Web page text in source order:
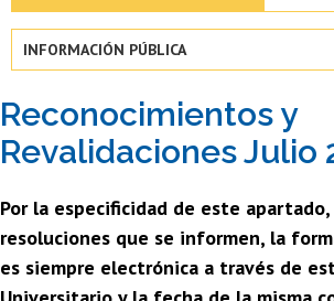
Estudiantes
Académicas/os
Funcionarias/os
Egresadas/os
INFORMACIÓN PÚBLICA
Reconocimientos y
Revalidaciones Julio
Por la especificidad de este
resoluciones que se informen, la
es siempre electrónica a través de